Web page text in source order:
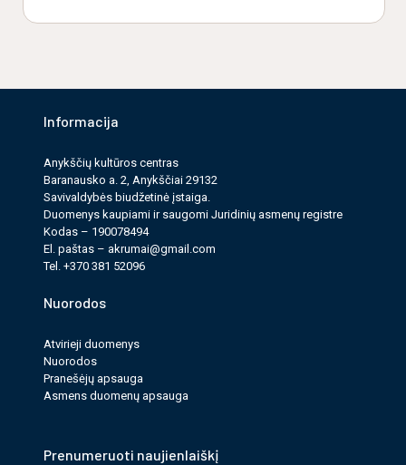
Informacija
Anykščių kultūros cen­tras
Baranausko a. 2, Anykščiai 29132
Savi­valdy­bės biudžet­inė įstaiga.
Duomenys kau­pi­ami ir saugomi Juri­dinių asmenų reg­istre
Kodas – 190078494
El. paš­tas – akrumai@gmail.com
Tel. +370 381 52096
Nuorodos
Atvirieji duomenys
Nuorodos
Pranešėjų apsauga
Asmens duomenų apsauga
Prenumeruoti naujienlaiškį